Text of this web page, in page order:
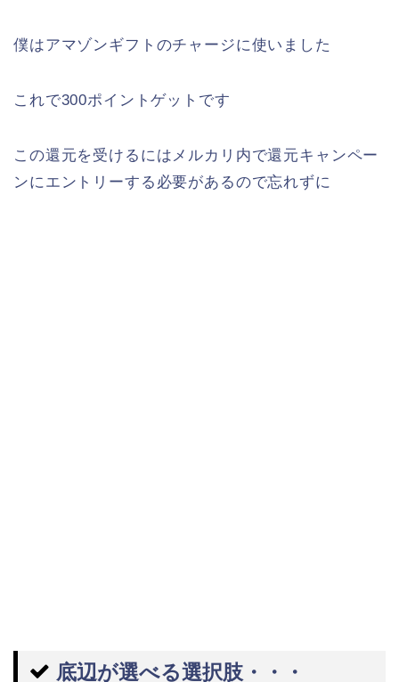
僕はアマゾンギフトのチャージに使いました
これで300ポイントゲットです
この還元を受けるにはメルカリ内で還元キャンペー
ンにエントリーする必要があるので忘れずに
底辺が選べる選択肢・・・